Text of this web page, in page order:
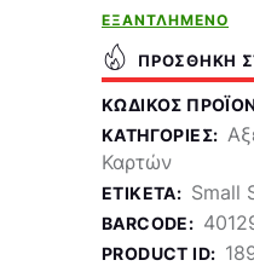
ΕΞΑΝΤΛΗΜΈΝΟ
ΠΡΟΣΘΉΚΗ
ΚΩΔΙΚΌΣ
ΚΑΤΗΓΟΡΊΕΣ:
Καρτών
ΕΤΙΚΈΤΑ: Small
BARCODE:
PRODUCT ID: